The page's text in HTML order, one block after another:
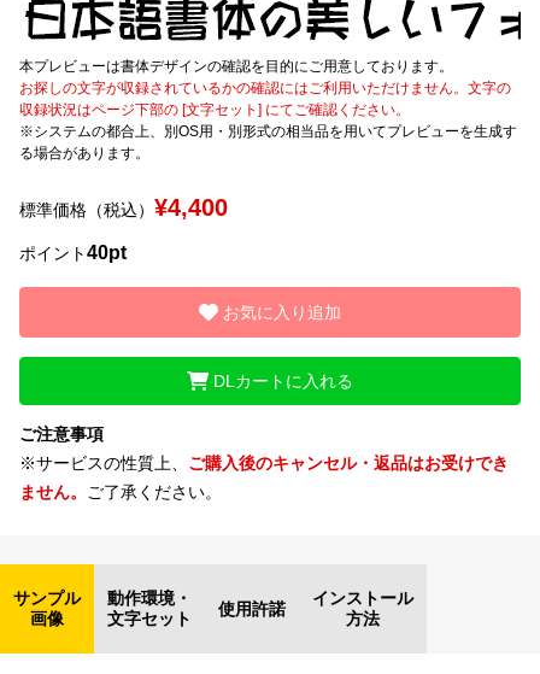
セット or 単体
文字種類
価格帯
本プレビューは書体デザインの確認を目的にご用意しております。
お探しの文字が収録されているかの確認にはご利用いただけません。文字の
収録状況はページ下部の [文字セット] にてご確認ください。
※システムの都合上、別OS用・別形式の相当品を用いてプレビューを生成す
る場合があります。
標準価格（税込） ¥4,400
ポイント40pt
お気に入り追加
DLカートに入れる
ご注意事項
※サービスの性質上、 ご購入後のキャンセル・返品はお受けでき
ません。 ご了承ください。
サンプル
画像
動作環境・
文字セット
使用許諾
インストール
方法